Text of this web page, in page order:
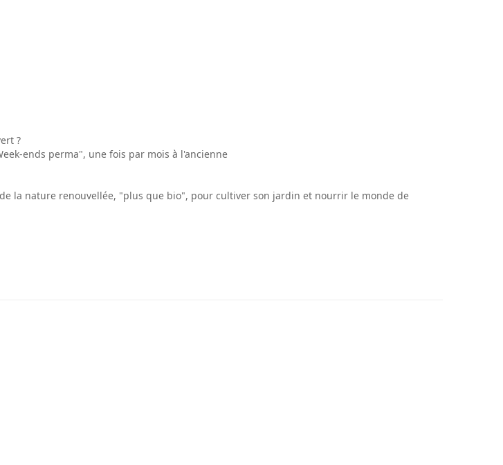
?
ends perma", une fois par mois à l'ancienne
la nature renouvellée, "plus que bio", pour cultiver son jardin et nourrir le monde de